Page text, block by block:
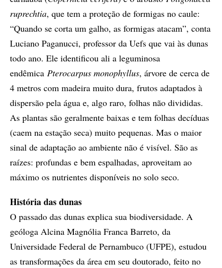
ruprechtia, que tem a proteção de formigas no caule:
“Quando se corta um galho, as formigas atacam”, conta
Luciano Paganucci, professor da Uefs que vai às dunas
todo ano. Ele identificou ali a leguminosa
endêmica Pterocarpus monophyllus, árvore de cerca de
4 metros com madeira muito dura, frutos adaptados à
dispersão pela água e, algo raro, folhas não divididas.
As plantas são geralmente baixas e tem folhas decíduas
(caem na estação seca) muito pequenas. Mas o maior
sinal de adaptação ao ambiente não é visível. São as
raízes: profundas e bem espalhadas, aproveitam ao
máximo os nutrientes disponíveis no solo seco.
História das dunas
O passado das dunas explica sua biodiversidade. A
geóloga Alcina Magnólia Franca Barreto, da
Universidade Federal de Pernambuco (UFPE), estudou
as transformações da área em seu doutorado, feito no